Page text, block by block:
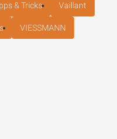
& Tricks Vaillant
VIESSMANN